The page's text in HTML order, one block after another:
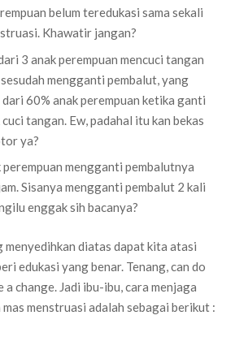
belum teredukasi sama sekali
Khawatir jangan?
3 anak perempuan mencuci tangan
mengganti pembalut, yang
60% anak perempuan ketika ganti
cuci tangan. Ew, padahal itu kan bekas
ya?
perempuan mengganti pembalutnya
Sisanya mengganti pembalut 2 kali
enggak sih bacanya?
menyedihkan diatas dapat kita atasi
edukasi yang benar. Tenang, can do
change. Jadi ibu-ibu, cara menjaga
menstruasi adalah sebagai berikut :